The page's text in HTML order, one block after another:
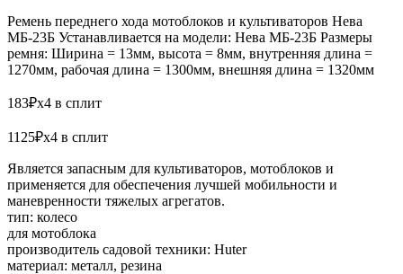
Ремень переднего хода мотоблоков и культиваторов Нева
МБ-23Б Устанавливается на модели: Нева МБ-23Б Размеры
ремня: Ширина = 13мм, высота = 8мм, внутренняя длина =
1270мм, рабочая длина = 1300мм, внешняя длина = 1320мм
183₽x4 в сплит
1125₽x4 в сплит
Является запасным для культиваторов, мотоблоков и
применяется для обеспечения лучшей мобильности и
маневренности тяжелых агрегатов.
тип: колесо
для мотоблока
производитель садовой техники: Huter
материал: металл, резина